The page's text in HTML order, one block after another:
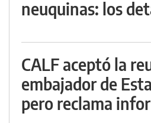
neuquinas: los
CALF aceptó la
embajador de
pero reclama